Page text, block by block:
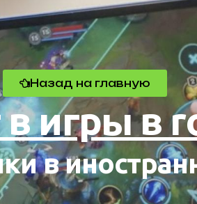
Назад на главную
игры в
в